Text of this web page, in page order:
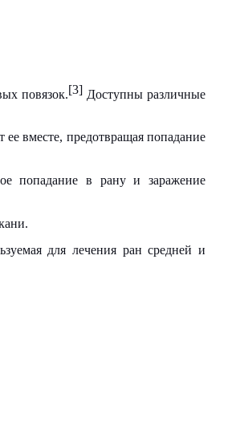
повязок.[3] Доступны различные
вместе, предотвращая попадание
попадание в рану и заражение
для лечения ран средней и